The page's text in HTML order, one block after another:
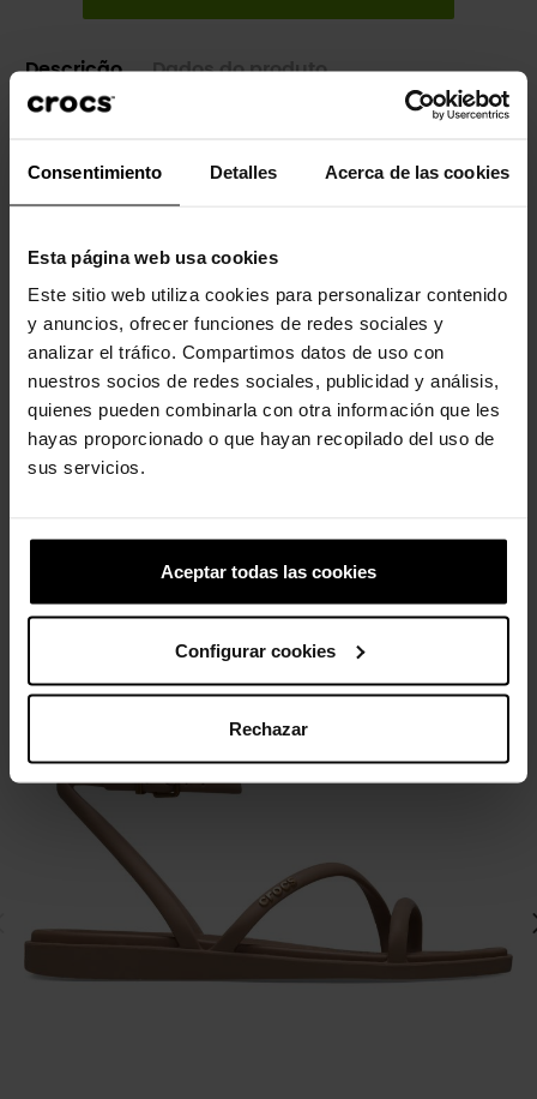
Consentimiento Detalles Acerca de las cookies
Esta página web usa cookies
Este sitio web utiliza cookies para personalizar contenido
y anuncios, ofrecer funciones de redes sociales y
analizar el tráfico. Compartimos datos de uso con
nuestros socios de redes sociales, publicidad y análisis,
quienes pueden combinarla con otra información que les
hayas proporcionado o que hayan recopilado del uso de
sus servicios.
Aceptar todas las cookies
Configurar cookies
Rechazar
Descrição Dados do produto
tiras em forma de T e o conforto personalizado que você ama
da Crocs, tudo em um design elegante e leve que será a
Combinação inovadora de design italiano com conforto Crocs.
sensação de massagem.
Conforto icônico do Crocs: Leve™. Flexível. Conforto de todos os
ângulos.
4 outros produtos na mesma